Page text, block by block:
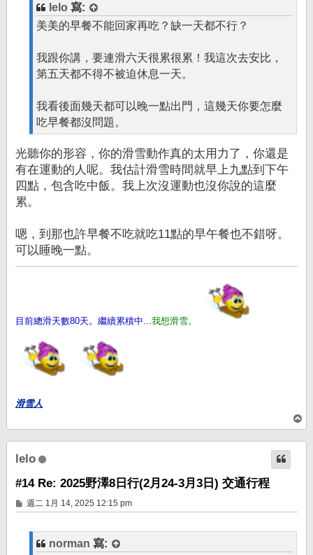
lelo 寫:
美美的早餐不能回家再吃？缺一天都不行？
我跟你講，要連滑六天很累很累！我這次去安比，
第五天都不得不被迫休息一天。
我看後面幾天都可以晚一點出門，這幾天你要怎麼
吃早餐都沒問題。
光聽你的形容，你的滑雪動作真的太用力了，你還是
有在運動的人呢。我估計滑雪時間就早上九點到下午
四點，包含吃中飯。我上次沒運動也沒你說的這麼
累。
嗯，到那也許早餐不吃就吃11點的早午餐也不錯呀。
可以睡晚一點。
目前總滑天數80天。繼續累積中...我想滑雪。
滑雪人
頂
端
lelo
#14 Re: 2025野澤8日行(2月24-3月3日) 交通行程
文
章
週二 1月 14, 2025 12:15 pm
norman 寫: